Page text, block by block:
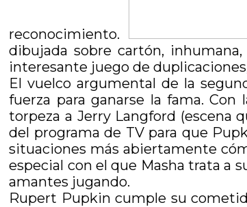
reconocimiento.
dibujada sobre cartón,
interesante juego de
El vuelco argumental de la
fuerza para ganarse la fama.
torpeza a Jerry Langford (escena
del programa de TV para que
situaciones más abiertamente
especial con el que Masha trata a
amantes jugando.
Rupert Pupkin cumple su